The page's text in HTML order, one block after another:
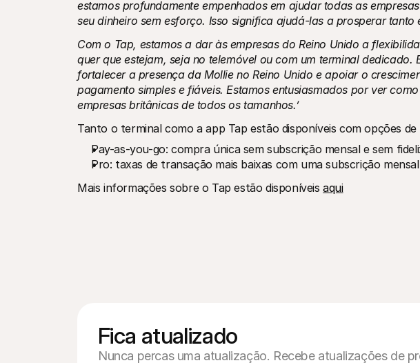
estamos profundamente empenhados em ajudar todas as
seu dinheiro sem esforço. Isso significa ajudá-las a prosperar tanto
Com o Tap, estamos a dar às empresas do Reino Unido a
quer que estejam, seja no telemóvel ou com um terminal dedicado.
fortalecer a presença da Mollie no Reino Unido e apoiar o
pagamento simples e fiáveis. Estamos entusiasmados por ver
empresas britânicas de todos os tamanhos.’
Tanto o terminal como a app Tap estão disponíveis com opções
Pay-as-you-go: compra única sem subscrição mensal e sem
Pro: taxas de transação mais baixas com uma subscrição mensal
Mais informações sobre o Tap estão disponíveis aqui
Fica atualizado
Nunca percas uma atualização. Recebe atualizações de